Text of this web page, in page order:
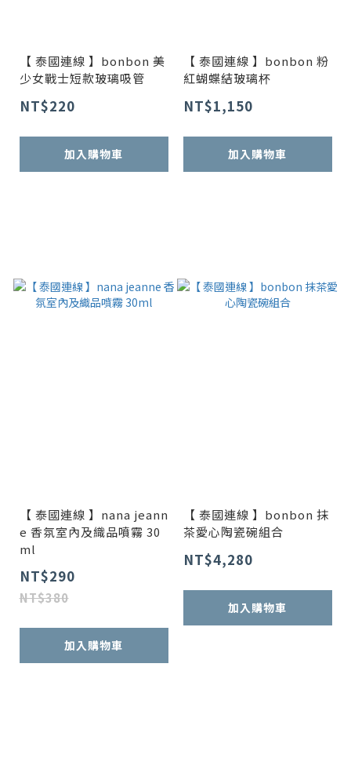
【 泰國連線 】bonbon 美
少女戰士短款玻璃吸管
NT$220
加入購物車
【 泰國連線 】bonbon 粉
紅蝴蝶結玻璃杯
NT$1,150
加入購物車
【 泰國連線 】nana jeann
e 香氛室內及織品噴霧 30
ml
NT$290
NT$380
加入購物車
【 泰國連線 】bonbon 抹
茶愛心陶瓷碗組合
NT$4,280
加入購物車